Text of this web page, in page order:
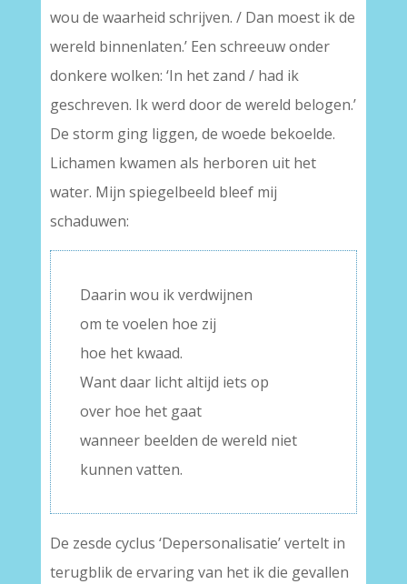
wou de waarheid schrijven. / Dan moest ik de
wereld binnenlaten.’ Een schreeuw onder
donkere wolken: ‘In het zand / had ik
geschreven. Ik werd door de wereld belogen.’
De storm ging liggen, de woede bekoelde.
Lichamen kwamen als herboren uit het
water. Mijn spiegelbeeld bleef mij
schaduwen:
Daarin wou ik verdwijnen
om te voelen hoe zij
hoe het kwaad.
Want daar licht altijd iets op
over hoe het gaat
wanneer beelden de wereld niet
kunnen vatten.
De zesde cyclus ‘Depersonalisatie’ vertelt in
terugblik de ervaring van het ik die gevallen